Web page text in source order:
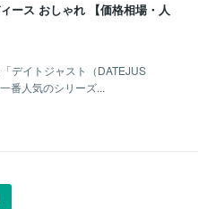
ース おしゃれ 【価格相場・人
デイトジャスト（DATEJUS
番人気のシリーズ...